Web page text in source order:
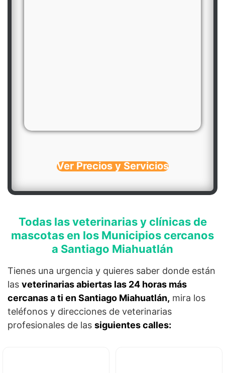
Ver Precios y Servicios
Todas las veterinarias y clínicas de
mascotas en los Municipios cercanos
a Santiago Miahuatlán
Tienes una urgencia y quieres saber donde están
las veterinarias abiertas las 24 horas más
cercanas a ti en Santiago Miahuatlán, mira los
teléfonos y direcciones de veterinarias
profesionales de las siguientes calles: